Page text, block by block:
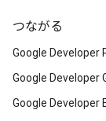
つながる
Google Developer
Google Developer
Google Developer